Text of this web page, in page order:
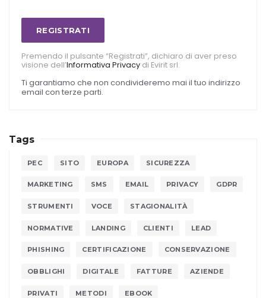
REGISTRATI
Premendo il pulsante “Registrati”, dichiaro di aver preso
visione dell’Informativa Privacy di Evirit srl.
Ti garantiamo che non condivideremo mai il tuo indirizzo
email con terze parti.
Tags
PEC SITO EUROPA SICUREZZA
MARKETING SMS EMAIL PRIVACY GDPR
STRUMENTI VOCE STAGIONALITÀ
NORMATIVE LANDING CLIENTI LEAD
PHISHING CERTIFICAZIONE CONSERVAZIONE
OBBLIGHI DIGITALE FATTURE AZIENDE
PRIVATI METODI EBOOK